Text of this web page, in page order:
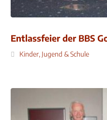
Entlassfeier der BBS
Kinder, Jugend & Schule